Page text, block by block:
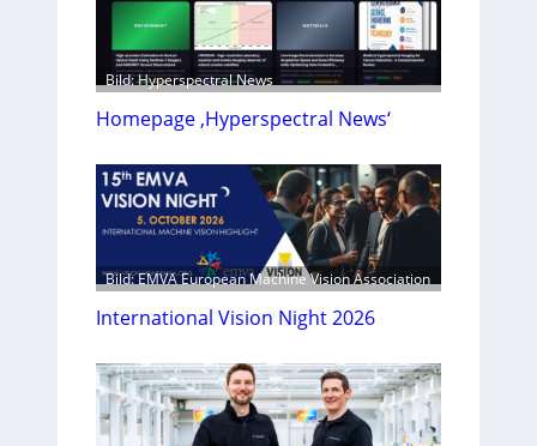
Bild: Hyperspectral News
Homepage ‚Hyperspectral News‘
Bild: EMVA European Machine Vision Association
International Vision Night 2026